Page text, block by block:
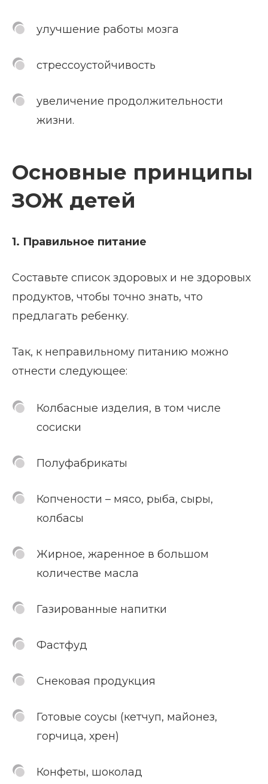
улучшение работы мозга
стрессоустойчивость
увеличение продолжительности
жизни.
Основные принципы
ЗОЖ детей
1. Правильное питание
Составьте список здоровых и не здоровых
продуктов, чтобы точно знать, что
предлагать ребенку.
Так, к неправильному питанию можно
отнести следующее:
Колбасные изделия, в том числе
сосиски
Полуфабрикаты
Копчености – мясо, рыба, сыры,
колбасы
Жирное, жаренное в большом
количестве масла
Газированные напитки
Фастфуд
Снековая продукция
Готовые соусы (кетчуп, майонез,
горчица, хрен)
Конфеты, шоколад